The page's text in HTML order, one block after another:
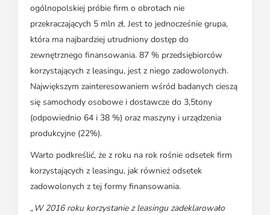
ogólnopolskiej próbie firm o obrotach nie
przekraczających 5 mln zł. Jest to jednocześnie grupa,
która ma najbardziej utrudniony dostęp do
zewnętrznego finansowania. 87 % przedsiębiorców
korzystających z leasingu, jest z niego zadowolonych.
Największym zainteresowaniem wśród badanych cieszą
się samochody osobowe i dostawcze do 3,5tony
(odpowiednio 64 i 38 %) oraz maszyny i urządzenia
produkcyjne (22%).
Warto podkreślić, że z roku na rok rośnie odsetek firm
korzystających z leasingu, jak również odsetek
zadowolonych z tej formy finansowania.
„ W 2016 roku korzystanie z leasingu zadeklarowało